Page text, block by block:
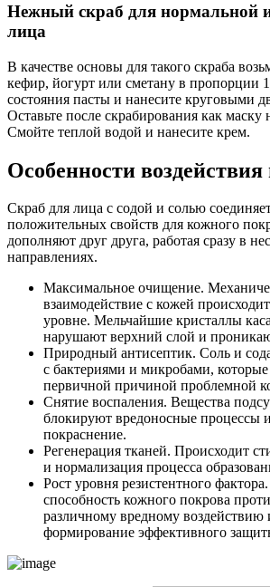
Нежный скраб для нормальной
лица
В качестве основы для такого скраба
кефир, йогурт или сметану в пропорции
состояния пасты и нанесите круговыми
Оставьте после скрабирования как маску
Смойте теплой водой и нанесите крем.
Особенности
Скраб для лица с содой и солью
положительных свойств для кожного
дополняют друг друга, работая сразу в
направлениях.
Максимальное очищение.
взаимодействие с кожей
уровне. Мельчайшие кристаллы
нарушают верхний слой и
Природный антисептик. Соль и
с бактериями и микробами,
первичной причиной проблемной
Снятие воспаления. Вещества
блокируют вредоносные процессы
покраснение.
Регенерация тканей. Происходит
и нормализация процесса
Рост уровня резистентного
способность кожного покрова
различному вредному воздействию
формирование эффективного